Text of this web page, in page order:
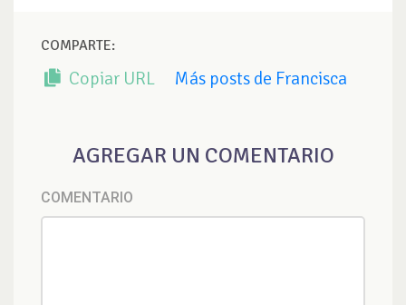
COMPARTE:
Copiar URL Más posts de Francisca
AGREGAR UN COMENTARIO
COMENTARIO